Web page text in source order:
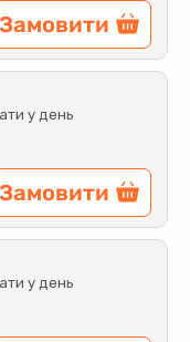
Замовити
у день
Замовити
у день